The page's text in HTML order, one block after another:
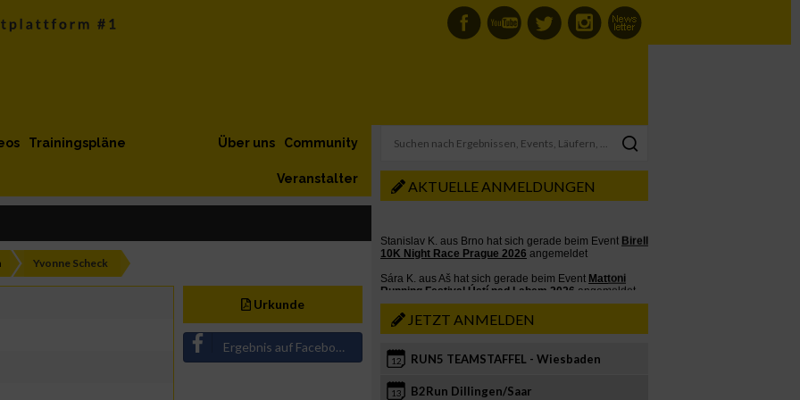
Trainingspläne Community
Über uns
Veranstalter
Yvonne Scheck
Urkunde
Ergebnis auf Facebook teilen
AKTUELLE ANMELDUNGEN
JETZT ANMELDEN
12 RUN5 TEAMSTAFFEL - Wiesbaden
13 B2Run Dillingen/Saar